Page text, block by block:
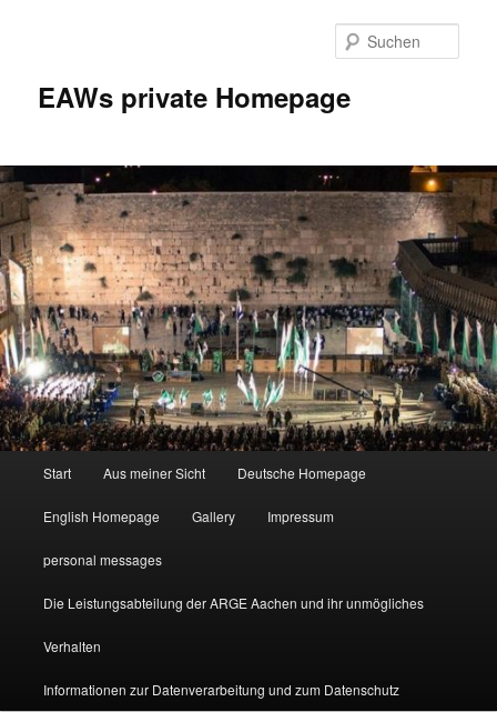
EAWs private Homepage
Start Aus meiner Sicht Deutsche Homepage
English Homepage Gallery Impressum
personal messages
Die Leistungsabteilung der ARGE Aachen und ihr unmögliches
Verhalten
Informationen zur Datenverarbeitung und zum Datenschutz